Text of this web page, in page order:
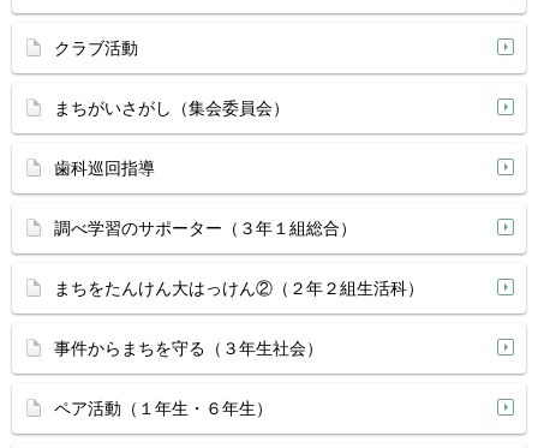
クラブ活動
まちがいさがし（集会委員会）
歯科巡回指導
調べ学習のサポーター（３年１組総合）
まちをたんけん大はっけん②（２年２組生活科）
事件からまちを守る（３年生社会）
ペア活動（１年生・６年生）